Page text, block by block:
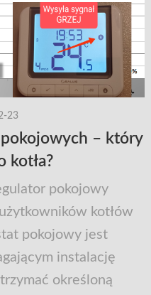
23
– który
kotła?
pokojowy
kotłów
pokojowy jest
instalację
określoną